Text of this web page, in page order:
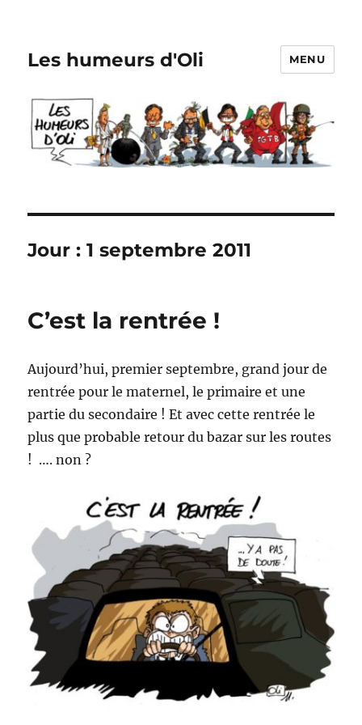
Les humeurs d'Oli MENU
Jour :1 septembre 2011
C’est la rentrée !
Aujourd’hui, premier septembre, grand jour de
rentrée pour le maternel, le primaire et une
partie du secondaire ! Et avec cette rentrée le
plus que probable retour du bazar sur les routes
! …. non ?